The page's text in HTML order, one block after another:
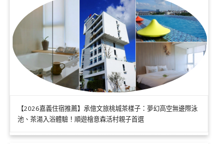
【2026嘉義住宿推薦】承億文旅桃城茶樣子：夢幻高空無邊際泳
池、茶湯入浴體驗！順遊檜意森活村親子首選